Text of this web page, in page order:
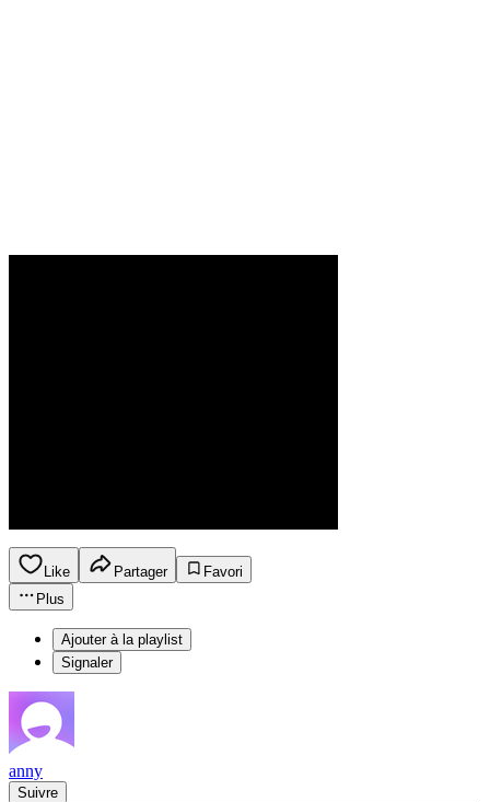
Like Partager
Favori
Plus
Ajouter à la playlist
Signaler
anny
Suivre